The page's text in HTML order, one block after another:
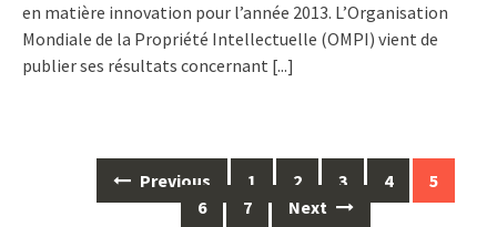
en matière innovation pour l’année 2013. L’Organisation
Mondiale de la Propriété Intellectuelle (OMPI) vient de
publier ses résultats concernant [...]
navigation
Previous 1 2 3 4
5
6
7 Next